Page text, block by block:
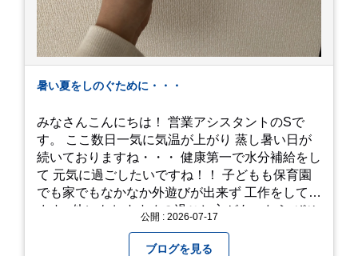
暑い夏をしのぐために・・・
みなさんこんにちは！ 営業アシスタントのSで
す。 ここ数日一気に気温が上がり 蒸し暑い日が
続いておりますね・・・ 健康第一で水分補給をし
て 元気に過ごしたいですね！！ 子どもも保育園
でも家でもなかなか外遊びが出来ず 工作をしてい
ます♪ 他にもおすすめの過ごし方があったら ぜひ
公開 : 2026-07-17
ブログを見る